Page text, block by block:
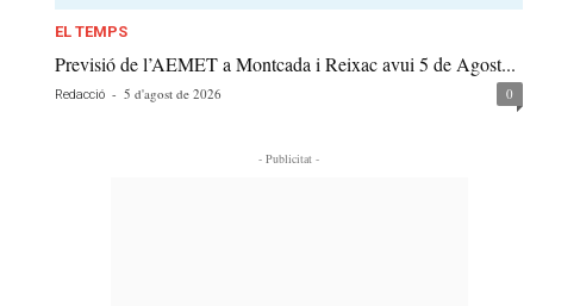
EL TEMPS
Previsió de l’AEMET a Montcada i Reixac avui 5 de Agost...
Redacció - 5 d'agost de 2026 0
- Publicitat -